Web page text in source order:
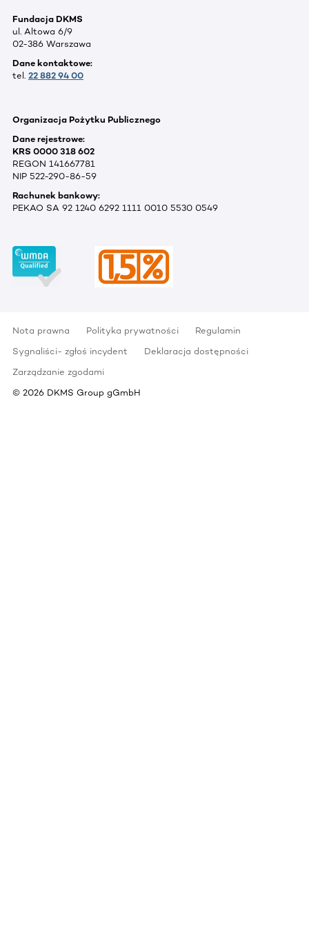
Fundacja DKMS
ul. Altowa 6/9
02-386 Warszawa
Dane kontaktowe:
tel. 22 882 94 00
Organizacja Pożytku Publicznego
Dane rejestrowe:
KRS 0000 318 602
REGON 141667781
NIP 522-290-86-59
Rachunek bankowy:
PEKAO SA 92 1240 6292 1111 0010 5530 0549
Nota prawna Polityka prywatności
Regulamin
Sygnaliści- zgłoś incydent
Deklaracja dostępności
Zarządzanie zgodami
© 2026 DKMS Group gGmbH